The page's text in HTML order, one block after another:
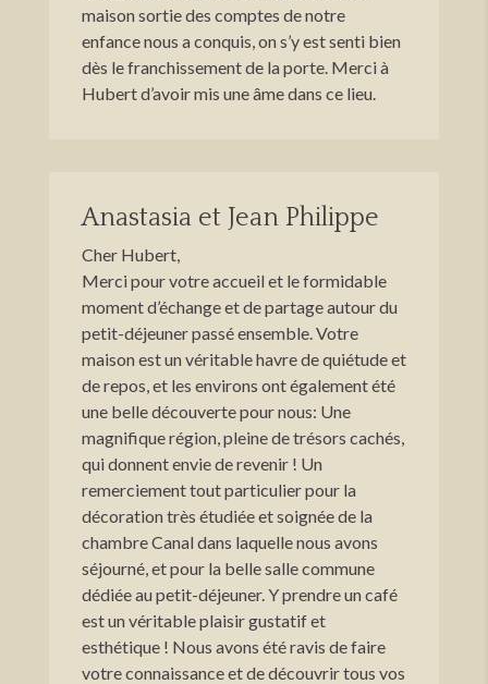
maison sortie des comptes de notre
enfance nous a conquis, on s’y est senti bien
dès le franchissement de la porte. Merci à
Hubert d’avoir mis une âme dans ce lieu.
Anastasia et Jean Philippe
Cher Hubert,
Merci pour votre accueil et le formidable
moment d’échange et de partage autour du
petit-déjeuner passé ensemble. Votre
maison est un véritable havre de quiétude et
de repos, et les environs ont également été
une belle découverte pour nous: Une
magnifique région, pleine de trésors cachés,
qui donnent envie de revenir ! Un
remerciement tout particulier pour la
décoration très étudiée et soignée de la
chambre Canal dans laquelle nous avons
séjourné, et pour la belle salle commune
dédiée au petit-déjeuner. Y prendre un café
est un véritable plaisir gustatif et
esthétique ! Nous avons été ravis de faire
votre connaissance et de découvrir tous vos